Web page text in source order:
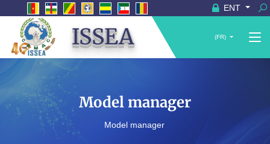
ENT
ISSEA (FR)
Model manager
Model manager